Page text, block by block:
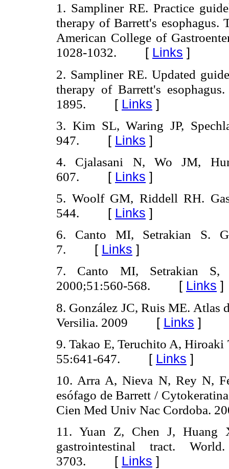
1. Sampliner RE. Practice
therapy of Barrett's esophagus.
American College of
1028-1032. [ Links ]
2. Sampliner RE. Updated
therapy of Barrett's
1895. [ Links ]
3. Kim SL, Waring JP,
947. [ Links ]
4. Cjalasani N, Wo JM,
607. [ Links ]
5. Woolf GM, Riddell RH.
544. [ Links ]
6. Canto MI, Setrakian S.
7. [ Links ]
7. Canto MI, Setrakian S,
2000;51:560-568. [ Links ]
8. González JC, Ruis ME. Atlas
Versilia. 2009 [ Links ]
9. Takao E, Teruchito A,
55:641-647. [ Links ]
10. Arra A, Nieva N, Rey N,
esófago de Barrett /
Cien Med Univ Nac Cordoba.
11. Yuan Z, Chen J,
gastrointestinal tract.
3703. [ Links ]